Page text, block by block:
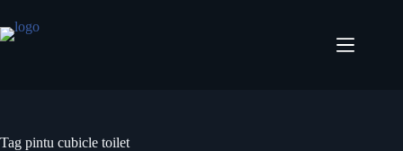
Tag pintu cubicle toilet